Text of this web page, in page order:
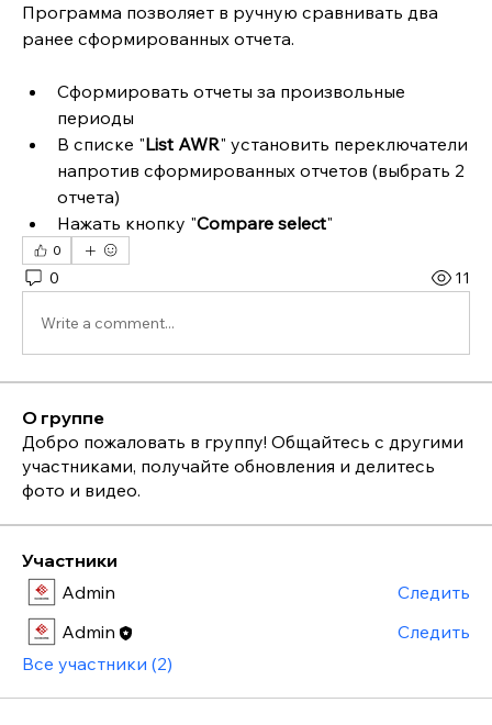
Программа позволяет в ручную сравнивать два
ранее сформированных отчета.
Сформировать отчеты за произвольные
периоды
В списке "List AWR" установить переключатели
напротив сформированных отчетов (выбрать 2
отчета)
Нажать кнопку "Compare select"
0
0 11
Write a comment...
О группе
Добро пожаловать в группу! Общайтесь с другими
участниками, получайте обновления и делитесь
фото и видео.
Участники
Admin
Следить
Admin
Следить
Все участники (2)